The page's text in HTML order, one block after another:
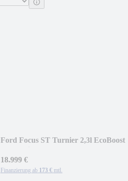
Ford Focus ST Turnier 2,3l EcoBoost
18.999 €
Finanzierung ab 173 € mtl.